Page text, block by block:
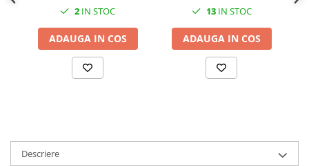
1.7.2. Placute de frana
1.7.5. O-ring frana
2 IN STOC
ADAUGA IN COS
13IN STOC
ADAUGA IN COS
Descriere